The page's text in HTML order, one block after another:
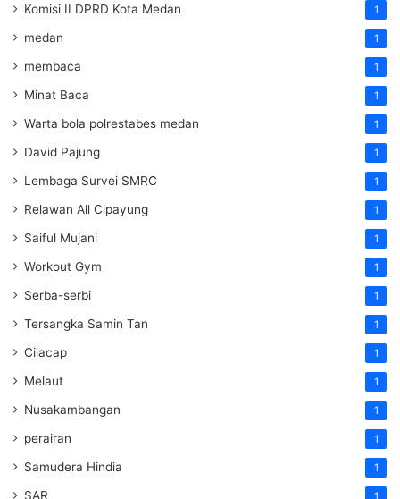
Komisi II DPRD Kota Medan 1
medan 1
membaca 1
Minat Baca 1
Warta bola polrestabes medan 1
David Pajung 1
Lembaga Survei SMRC 1
Relawan All Cipayung 1
Saiful Mujani 1
Workout Gym 1
Serba-serbi 1
Tersangka Samin Tan 1
Cilacap 1
Melaut 1
Nusakambangan 1
perairan 1
Samudera Hindia 1
SAR 1